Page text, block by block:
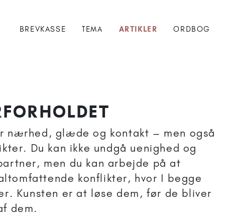
BREVKASSE TEMA ARTIKLER ORDBOG
nærhed, glæde og kontakt – men også
Du kan ikke undgå uenighed og
men du kan arbejde på at
konflikter, hvor I begge
Kunsten er at løse dem, før de bliver
dem.